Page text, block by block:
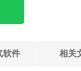
软件 相关